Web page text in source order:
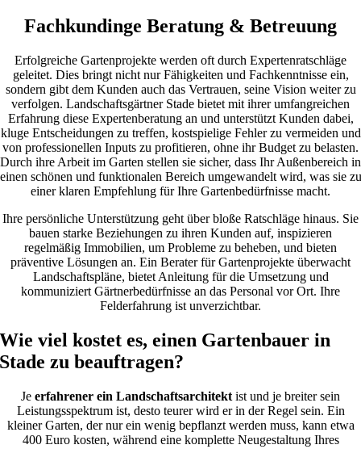
Fachkundinge Beratung & Betreuung
Erfolgreiche Gartenprojekte werden oft durch Expertenratschläge
geleitet. Dies bringt nicht nur Fähigkeiten und Fachkenntnisse ein,
sondern gibt dem Kunden auch das Vertrauen, seine Vision weiter zu
verfolgen. Landschaftsgärtner Stade bietet mit ihrer umfangreichen
Erfahrung diese Expertenberatung an und unterstützt Kunden dabei,
kluge Entscheidungen zu treffen, kostspielige Fehler zu vermeiden und
von professionellen Inputs zu profitieren, ohne ihr Budget zu belasten.
Durch ihre Arbeit im Garten stellen sie sicher, dass Ihr Außenbereich in
einen schönen und funktionalen Bereich umgewandelt wird, was sie zu
einer klaren Empfehlung für Ihre Gartenbedürfnisse macht.
Ihre persönliche Unterstützung geht über bloße Ratschläge hinaus. Sie
bauen starke Beziehungen zu ihren Kunden auf, inspizieren
regelmäßig Immobilien, um Probleme zu beheben, und bieten
präventive Lösungen an. Ein Berater für Gartenprojekte überwacht
Landschaftspläne, bietet Anleitung für die Umsetzung und
kommuniziert Gärtnerbedürfnisse an das Personal vor Ort. Ihre
Felderfahrung ist unverzichtbar.
Wie viel kostet es, einen Gartenbauer in
Stade zu beauftragen?
Je erfahrener ein Landschaftsarchitekt ist und je breiter sein
Leistungsspektrum ist, desto teurer wird er in der Regel sein. Ein
kleiner Garten, der nur ein wenig bepflanzt werden muss, kann etwa
400 Euro kosten, während eine komplette Neugestaltung Ihres